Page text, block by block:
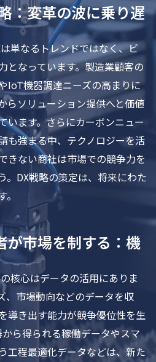
：変革の波に乗り遅
単なるトレンドではなく、ビ
となっています。製造業顧客の
IoT機器調達ニーズの高まりに
らソリューション提供へと価値
います。さらにカーボンニュー
も強まる中、テクノロジーを活
きない商社は市場での競争力を
。DX戦略の策定は、将来にわた
が市場を制する：機
核心はデータの活用にありま
、市場動向などのデータを収
導き出す能力が競争優位性を生
ら得られる稼働データやスマ
工程最適化データなどは、新た